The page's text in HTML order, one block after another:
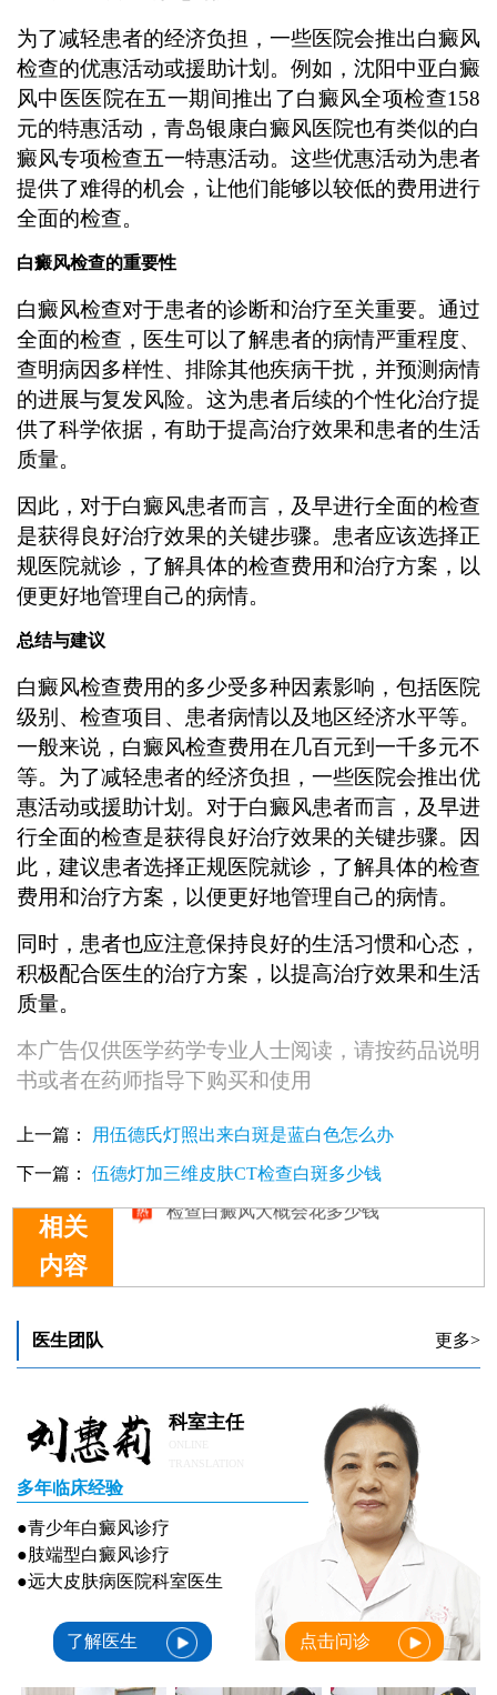
为了减轻患者的经济负担，一些医院会推出白癜风
检查的优惠活动或援助计划。例如，沈阳中亚白癜
风中医医院在五一期间推出了白癜风全项检查158
元的特惠活动，青岛银康白癜风医院也有类似的白
癜风专项检查五一特惠活动。这些优惠活动为患者
提供了难得的机会，让他们能够以较低的费用进行
全面的检查。
白癜风检查的重要性
白癜风检查对于患者的诊断和治疗至关重要。通过
全面的检查，医生可以了解患者的病情严重程度、
查明病因多样性、排除其他疾病干扰，并预测病情
的进展与复发风险。这为患者后续的个性化治疗提
供了科学依据，有助于提高治疗效果和患者的生活
质量。
因此，对于白癜风患者而言，及早进行全面的检查
是获得良好治疗效果的关键步骤。患者应该选择正
规医院就诊，了解具体的检查费用和治疗方案，以
便更好地管理自己的病情。
总结与建议
白癜风检查费用的多少受多种因素影响，包括医院
级别、检查项目、患者病情以及地区经济水平等。
一般来说，白癜风检查费用在几百元到一千多元不
等。为了减轻患者的经济负担，一些医院会推出优
惠活动或援助计划。对于白癜风患者而言，及早进
行全面的检查是获得良好治疗效果的关键步骤。因
此，建议患者选择正规医院就诊，了解具体的检查
费用和治疗方案，以便更好地管理自己的病情。
同时，患者也应注意保持良好的生活习惯和心态，
积极配合医生的治疗方案，以提高治疗效果和生活
质量。
本广告仅供医学药学专业人士阅读，请按药品说明
书或者在药师指导下购买和使用
上一篇： 用伍德氏灯照出来白斑是蓝白色怎么办
下一篇： 伍德灯加三维皮肤CT检查白斑多少钱
相关
内容
怎么检查白癜风准确
医生团队 更多>
科室主任
多年临床经验
●青少年白癜风诊疗
●肢端型白癜风诊疗
●远大皮肤病医院科室医生
了解医生 点击问诊